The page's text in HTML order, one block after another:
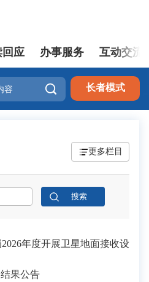
登录
回应 办事服务 互动交流
 长者模式
更多栏目
年度开展卫星地面接收设
果公告